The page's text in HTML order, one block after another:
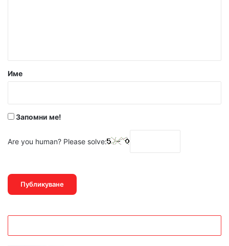
р
Име
Запомни ме!
Are you human? Please solve: